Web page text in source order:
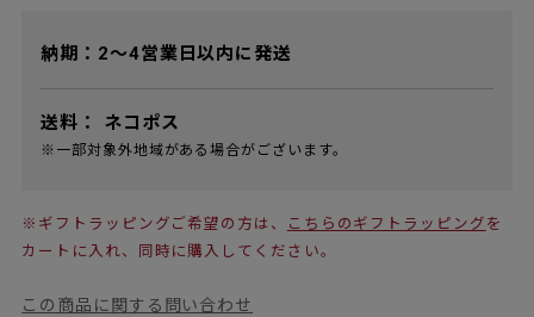
納期：2～4営業日以内に発送
送料： ネコポス
※一部対象外地域がある場合がございます。
※ギフトラッピングご希望の方は、 こちらのギフトラッピング を
カートに入れ、同時に購入してください。
この商品に関する問い合わせ